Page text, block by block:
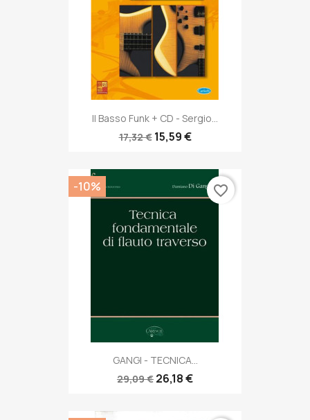
Il Basso Funk + CD - Sergio...
17,32 € 15,59 €
GANGI - TECNICA...
29,09 € 26,18 €
-10% favorite_border